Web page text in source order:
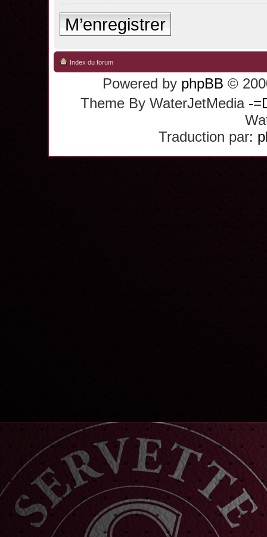
M’enregistrer
Index du forum
Powered by phpBB ©
Theme By WaterJetMedia -
Traduction par: